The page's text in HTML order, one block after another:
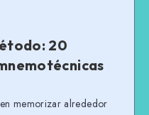
20
memorizar alrededor